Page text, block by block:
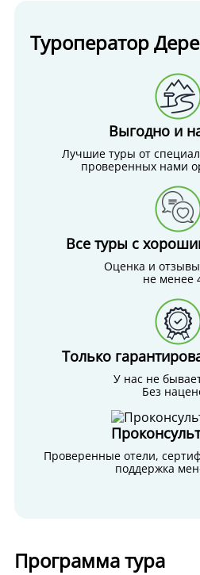
Туроператор
Выгодно и
Лучшие туры от
проверенных нами
Все туры с
Оценка и
не менее
Только
У нас не
Без
Проверенные отели,
поддержка
Программа тура